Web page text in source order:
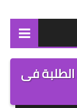
الطلبة فى